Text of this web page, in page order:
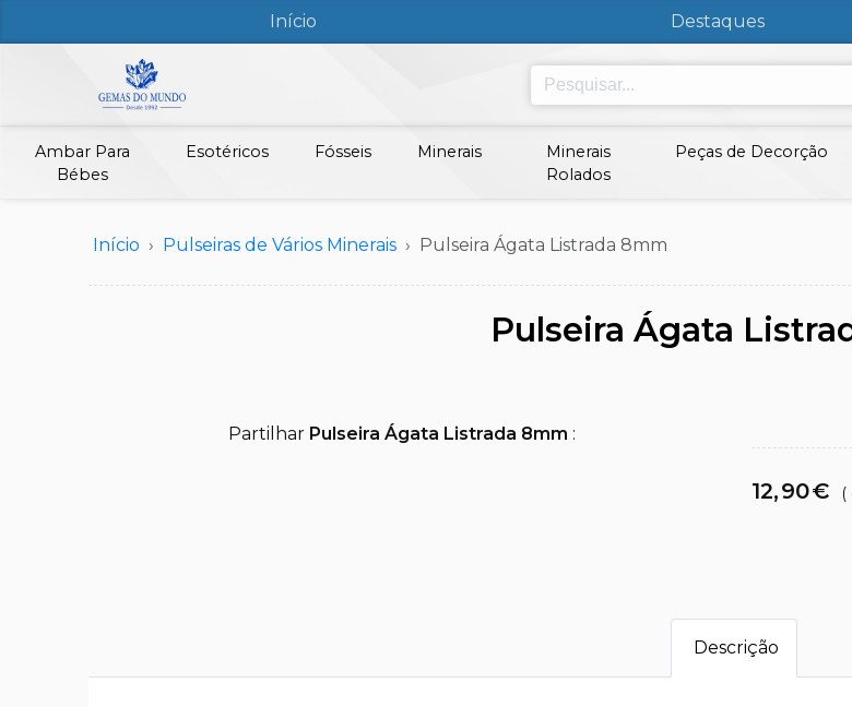
Início Destaques
Ambar Para
Bébes
Esotéricos Fósseis Minerais
Minerais
Rolados
Peças de Decorção
Início Pulseiras de Vários Minerais Pulseira Ágata Listrada 8mm
Pulseira Ágata
Partilhar Pulseira Ágata Listrada 8mm :
12,90€ (
Descrição